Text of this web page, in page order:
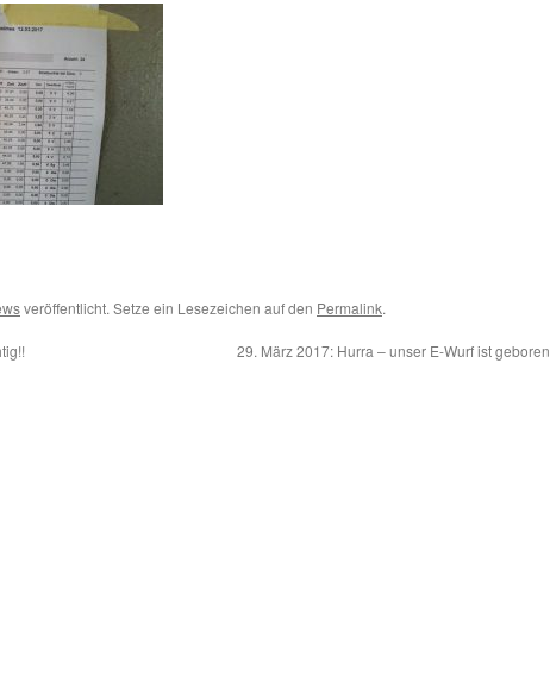
veröffentlicht. Setze ein Lesezeichen auf den Permalink.
29. März 2017: Hurra – unser E-Wurf ist geboren